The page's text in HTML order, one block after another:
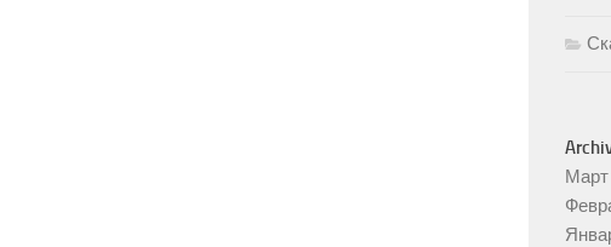
Март